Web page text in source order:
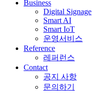
Business
Digital Signage
Smart AI
Smart IoT
운영서비스
Reference
레퍼런스
Contact
공지 사항
문의하기